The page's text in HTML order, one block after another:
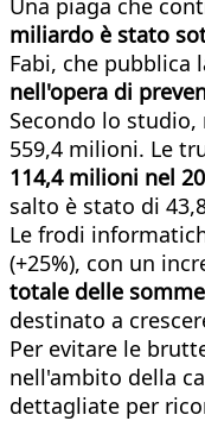
Una piaga che
miliardo è stato
Fabi, che
nell'opera di
Secondo lo
559,4 milioni. Le
114,4 milioni nel
salto è stato di
Le frodi
(+25%), con un
totale delle
destinato a
Per evitare le
nell'ambito della
dettagliate per